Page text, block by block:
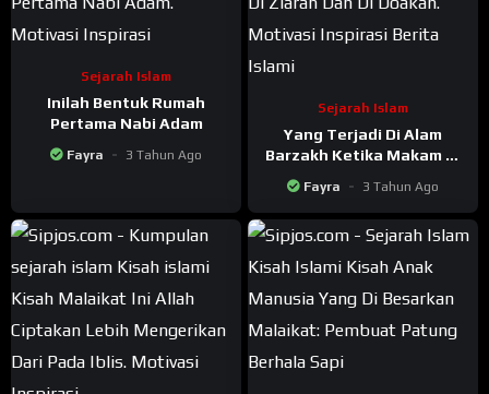
Sejarah Islam
Inilah Bentuk Rumah
Pertama Nabi Adam
Fayra 3 Tahun Ago
Sejarah Islam
Yang Terjadi Di Alam
Barzakh Ketika Makam Di
Ziarah Dan Di Doakan
Fayra 3 Tahun Ago